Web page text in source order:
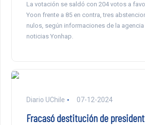
La votación se saldó con 204 votos a
Yoon frente a 85 en contra, tres
nulos, según informaciones de la
noticias Yonhap.
Diario UChile 07-12-2024
Fracasó destitución de